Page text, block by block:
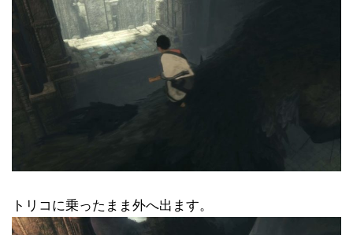
トリコに乗ったまま外へ出ます。